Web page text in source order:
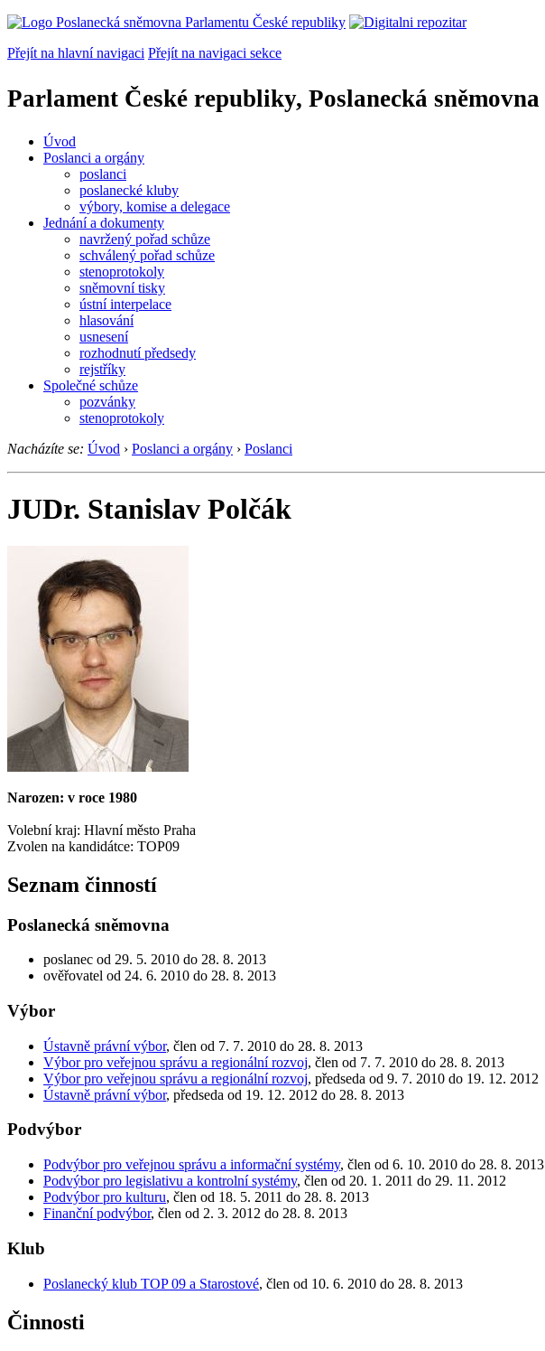
Přejít na hlavní navigaci Přejít na navigaci sekce
Parlament České republiky, Poslanecká sněmovna
Úvod
Poslanci a orgány
poslanci
poslanecké kluby
výbory, komise a delegace
Jednání a dokumenty
navržený pořad schůze
schválený pořad schůze
stenoprotokoly
sněmovní tisky
ústní interpelace
hlasování
usnesení
rozhodnutí předsedy
rejstříky
Společné schůze
pozvánky
stenoprotokoly
Nacházíte se: Úvod › Poslanci a orgány › Poslanci
JUDr. Stanislav Polčák
Narozen: v roce 1980
Volební kraj: Hlavní město Praha
Zvolen na kandidátce: TOP09
Seznam činností
Poslanecká sněmovna
poslanec od 29. 5. 2010 do 28. 8. 2013
ověřovatel od 24. 6. 2010 do 28. 8. 2013
Výbor
Ústavně právní výbor, člen od 7. 7. 2010 do 28. 8. 2013
Výbor pro veřejnou správu a regionální rozvoj, člen od 7. 7. 2010 do 28. 8. 2013
Výbor pro veřejnou správu a regionální rozvoj, předseda od 9. 7. 2010 do 19. 12. 2012
Ústavně právní výbor, předseda od 19. 12. 2012 do 28. 8. 2013
Podvýbor
Podvýbor pro veřejnou správu a informační systémy, člen od 6. 10. 2010 do 28. 8. 2013
Podvýbor pro legislativu a kontrolní systémy, člen od 20. 1. 2011 do 29. 11. 2012
Podvýbor pro kulturu, člen od 18. 5. 2011 do 28. 8. 2013
Finanční podvýbor, člen od 2. 3. 2012 do 28. 8. 2013
Klub
Poslanecký klub TOP 09 a Starostové, člen od 10. 6. 2010 do 28. 8. 2013
Činnosti